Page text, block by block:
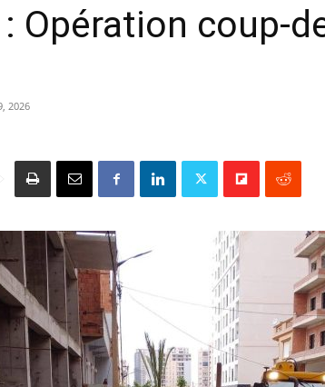
: Opération coup-
2026